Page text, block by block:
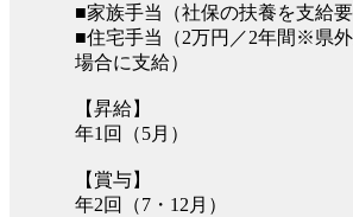
■家族手当（社保の扶養を支給要
■住宅手当（2万円／2年間※県
場合に支給）
【昇給】
年1回（5月）
【賞与】
年2回（7・12月）